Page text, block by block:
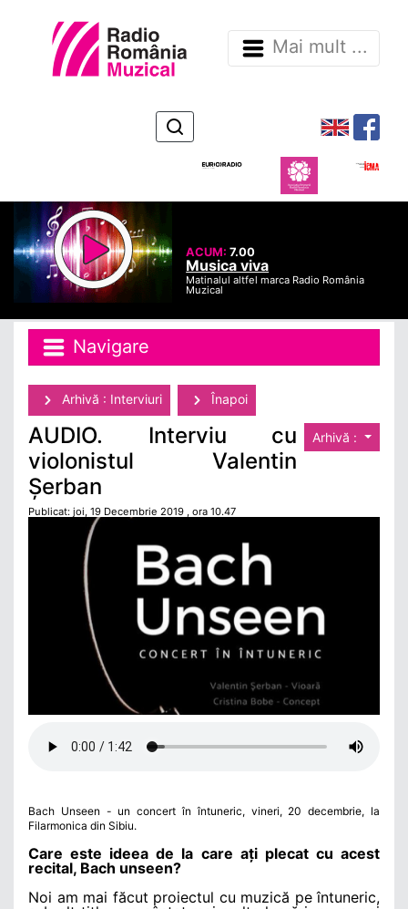
Mai mult ...
ACUM:7.00
Musica viva
Matinalul altfel marca Radio România
Muzical
Navigare
Arhivă : Interviuri Înapoi
Arhivă :
AUDIO. Interviu cu
violonistul Valentin
Șerban
Publicat: joi, 19 Decembrie 2019 , ora 10.47
Bach Unseen - un concert în întuneric, vineri, 20 decembrie, la
Filarmonica din Sibiu.
Care este ideea de la care ați plecat cu acest
recital, Bach unseen?
Noi am mai făcut proiectul cu muzică pe întuneric,